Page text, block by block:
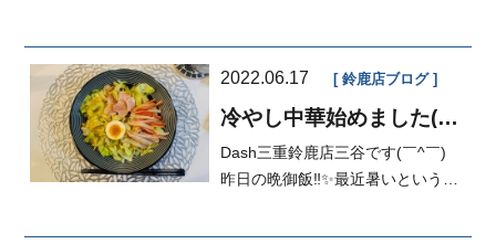
2022.06.17 鈴鹿店ブログ
冷やし中華始めました(๑･̑
Dash三重鈴鹿店三谷です(￣^￣)ゞ
昨日の晩御飯‼️✨最近暑いという事